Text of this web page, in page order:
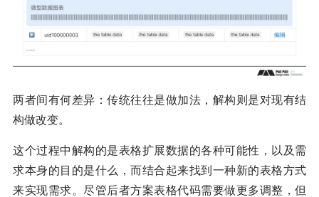
两者间有何差异：传统往往是做加法，解构则是对现有结
构做改变。
这个过程中解构的是表格扩展数据的各种可能性，以及需
求本身的目的是什么，而结合起来找到一种新的表格方式
来实现需求。尽管后者方案表格代码需要做更多调整，但